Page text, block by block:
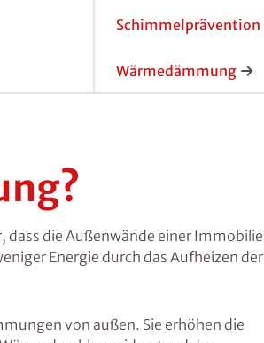
Schimmelprävention
Wärmedämmung
die Außenwände einer Immobilie
Energie durch das Aufheizen der
von außen. Sie erhöhen die